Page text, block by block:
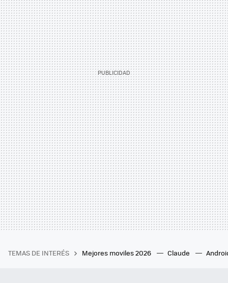
TEMAS DE INTERÉS Mejores moviles 2026 Claude